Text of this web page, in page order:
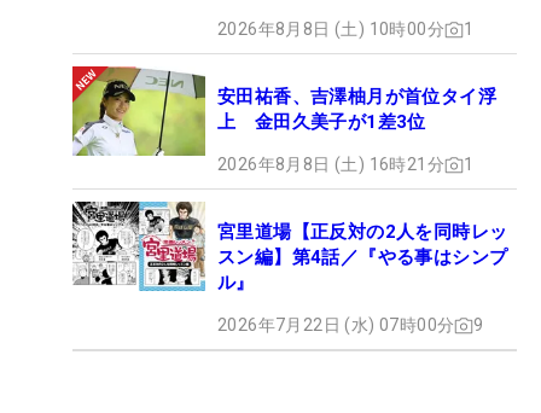
2026年8月8日 (土) 10時00分 1
安田祐香、吉澤柚月が首位タイ浮
上 金田久美子が1差3位
2026年8月8日 (土) 16時21分 1
宮里道場【正反対の2人を同時レッ
スン編】第4話／『やる事はシンプ
ル』
2026年7月22日 (水) 07時00分 9